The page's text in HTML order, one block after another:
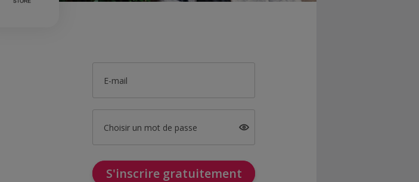
E-mail
Choisir un mot de passe
S'inscrire gratuitement